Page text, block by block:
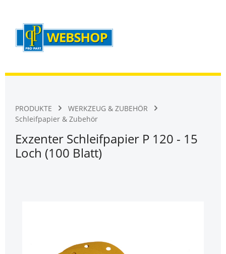
PRODUKTE
WERKZEUG & ZUBEHÖR
Schleifpapier & Zubehör
Exzenter Schleifpapier P 120 - 15
Loch (100 Blatt)